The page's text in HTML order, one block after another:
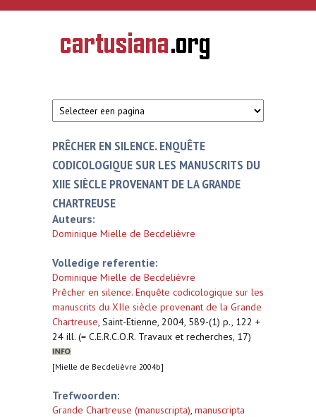
Overslaan en naar de inhoud gaan
CARTUSIANA
Geschiedenis
van de
PRÊCHER EN SILENCE. ENQUÊTE
CODICOLOGIQUE SUR LES MANUSCRITS DU
XIIE SIÈCLE PROVENANT DE LA GRANDE
CHARTREUSE
Auteurs:
Dominique Mielle de Becdelièvre
Volledige referentie:
Dominique Mielle de Becdelièvre
Prêcher en silence. Enquête codicologique sur les
manuscrits du XIIe siècle provenant de la Grande
Chartreuse, Saint-Etienne, 2004, 589-(1) p., 122 +
24 ill. (= C.E.R.C.O.R. Travaux et recherches, 17)
[Mielle de Becdelièvre 2004b]
Trefwoorden:
Grande Chartreuse (manuscripta), manuscripta